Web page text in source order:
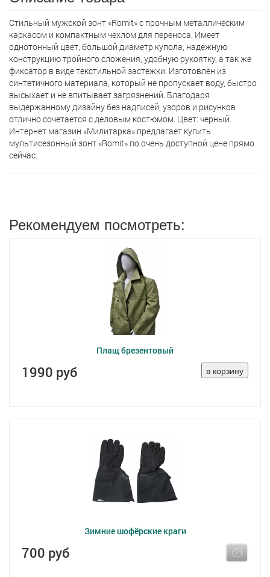
Стильный мужской зонт «Romit» с прочным металлическим
каркасом и компактным чехлом для переноса. Имеет
однотонный цвет, большой диаметр купола, надежную
конструкцию тройного сложения, удобную рукоятку, а так же
фиксатор в виде текстильной застежки. Изготовлен из
синтетичного материала, который не пропускает воду, быстро
высыхает и не впитывает загрязнений. Благодаря
выдержанному дизайну без надписей, узоров и рисунков
отлично сочетается с деловым костюмом. Цвет: черный.
Интернет магазин «Милитарка» предлагает кyпить
мультисезонный зонт «Romit» по очень доступной цене прямо
сейчас.
Рекомендуем посмотреть:
Плащ брезентовый
1990 руб
Зимние шофёрские краги
700 руб